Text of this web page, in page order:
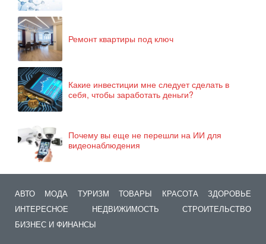
Ремонт квартиры под ключ
Какие инвестиции мне следует сделать в
себя, чтобы заработать деньги?
Почему вы еще не перешли на ИИ для
видеонаблюдения
АВТО МОДА ТУРИЗМ ТОВАРЫ КРАСОТА
ЗДОРОВЬЕ
ИНТЕРЕСНОЕ
НЕДВИЖИМОСТЬ
СТРОИТЕЛЬСТВО
БИЗНЕС И ФИНАНСЫ